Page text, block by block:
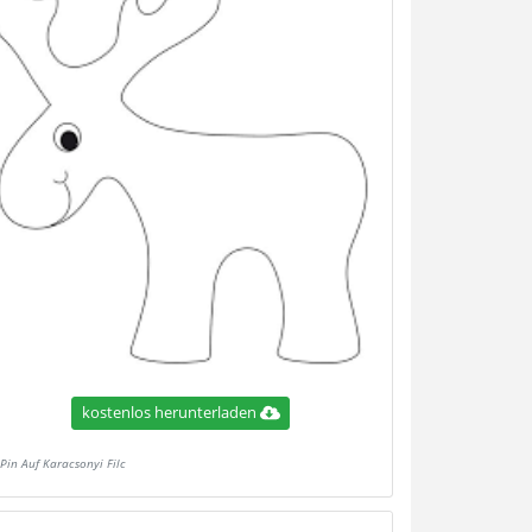
kostenlos herunterladen
Pin Auf Karacsonyi Filc